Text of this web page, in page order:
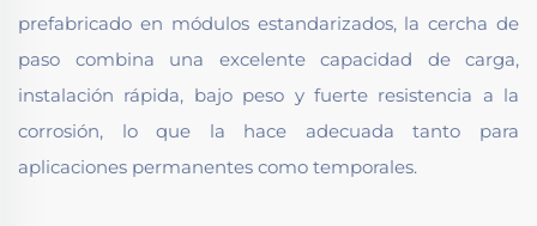
prefabricado en módulos estandarizados, la cercha de
paso combina una excelente capacidad de carga,
instalación rápida, bajo peso y fuerte resistencia a la
corrosión, lo que la hace adecuada tanto para
aplicaciones permanentes como temporales.